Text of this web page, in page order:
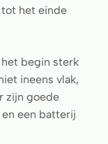
het einde
begin sterk
ineens vlak,
zijn goede
een batterij